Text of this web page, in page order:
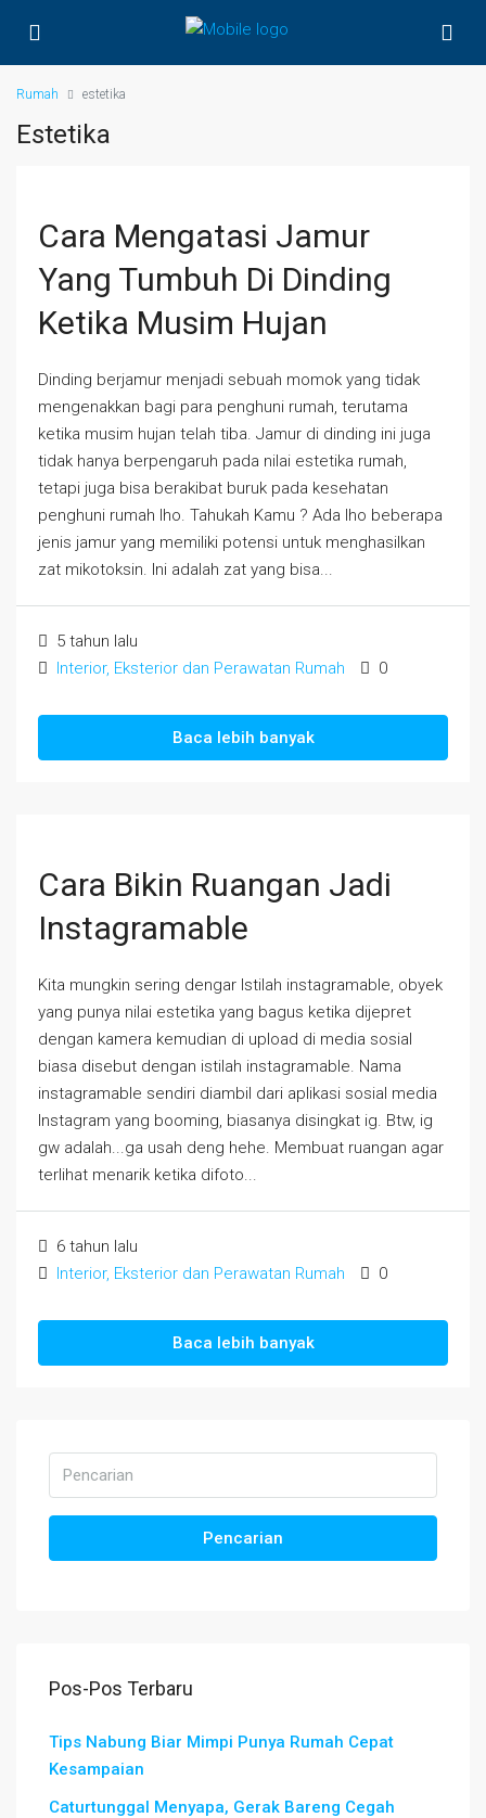
Rumah estetika
Estetika
Cara Mengatasi Jamur
Yang Tumbuh Di Dinding
Ketika Musim Hujan
Dinding berjamur menjadi sebuah momok yang tidak
mengenakkan bagi para penghuni rumah, terutama
ketika musim hujan telah tiba. Jamur di dinding ini juga
tidak hanya berpengaruh pada nilai estetika rumah,
tetapi juga bisa berakibat buruk pada kesehatan
penghuni rumah lho. Tahukah Kamu ? Ada lho beberapa
jenis jamur yang memiliki potensi untuk menghasilkan
zat mikotoksin. Ini adalah zat yang bisa...
5 tahun lalu
Interior, Eksterior dan Perawatan Rumah
0
Baca lebih banyak
Cara Bikin Ruangan Jadi
Instagramable
Kita mungkin sering dengar Istilah instagramable, obyek
yang punya nilai estetika yang bagus ketika dijepret
dengan kamera kemudian di upload di media sosial
biasa disebut dengan istilah instagramable. Nama
instagramable sendiri diambil dari aplikasi sosial media
Instagram yang booming, biasanya disingkat ig. Btw, ig
gw adalah...ga usah deng hehe. Membuat ruangan agar
terlihat menarik ketika difoto...
6 tahun lalu
Interior, Eksterior dan Perawatan Rumah
0
Baca lebih banyak
Pencarian
Pos-Pos Terbaru
Tips Nabung Biar Mimpi Punya Rumah Cepat
Kesampaian
Caturtunggal Menyapa, Gerak Bareng Cegah